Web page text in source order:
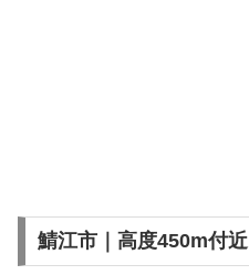
鯖江市｜高度450m付近